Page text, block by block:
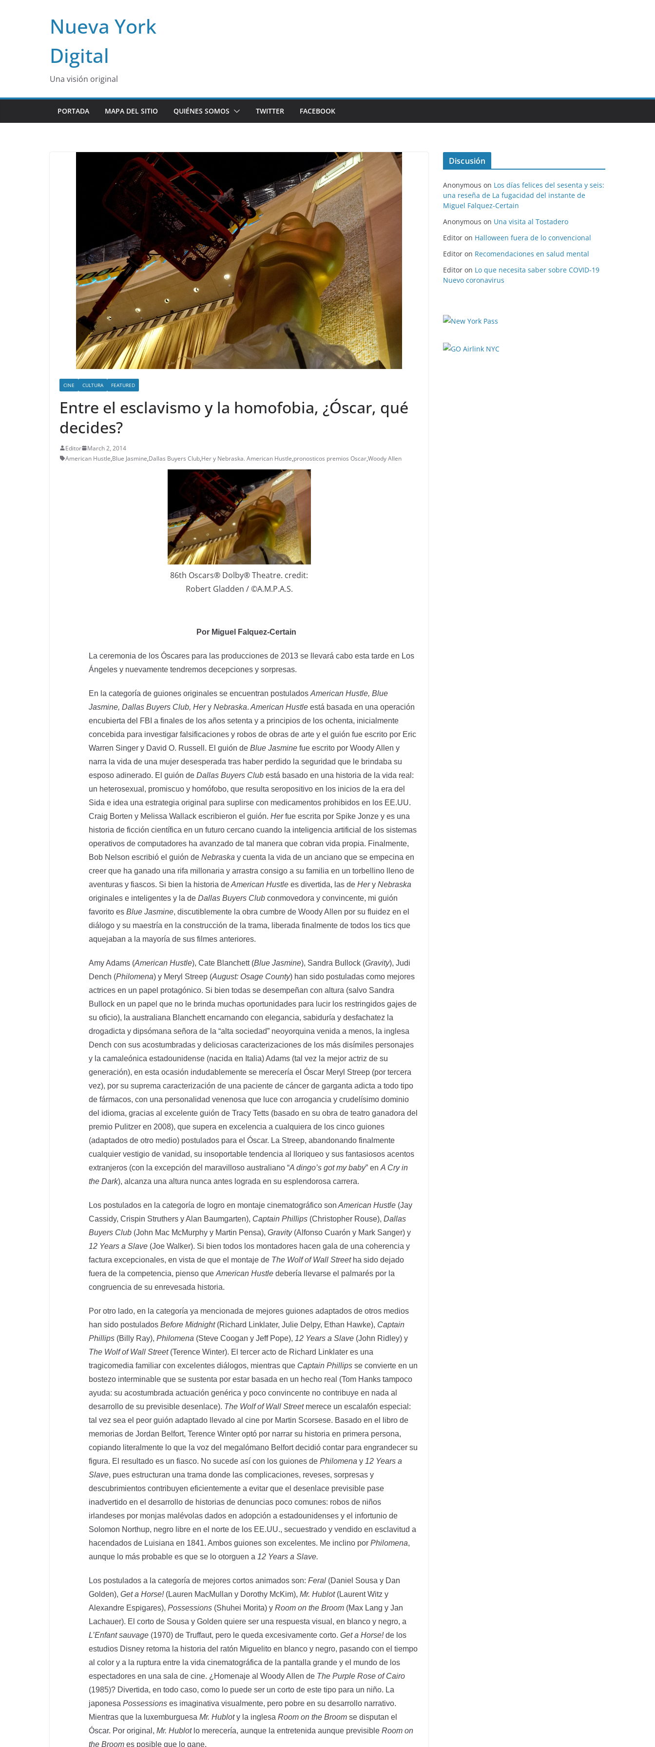
Nueva York
Digital
Una visión original
PORTADA MAPA DEL SITIO QUIÉNES SOMOS TWITTER FACEBOOK
CINE CULTURA FEATURED
Entre el esclavismo y la homofobia, ¿Óscar, qué
decides?
Editor
March 2, 2014
American Hustle,Blue Jasmine,Dallas Buyers Club,Her y Nebraska. American Hustle,pronosticos premios Oscar,Woody Allen
86th Oscars® Dolby® Theatre. credit:
Robert Gladden / ©A.M.P.A.S.
Por Miguel Falquez-Certain
La ceremonia de los Óscares para las producciones de 2013 se llevará cabo esta tarde en Los
Ángeles y nuevamente tendremos decepciones y sorpresas.
En la categoría de guiones originales se encuentran postulados American Hustle, Blue
Jasmine, Dallas Buyers Club, Hery Nebraska. American Hustle está basada en una operación
encubierta del FBI a finales de los años setenta y a principios de los ochenta, inicialmente
concebida para investigar falsificaciones y robos de obras de arte y el guión fue escrito por Eric
Warren Singer y David O. Russell. El guión de Blue Jasmine fue escrito por Woody Allen y
narra la vida de una mujer desesperada tras haber perdido la seguridad que le brindaba su
esposo adinerado. El guión de Dallas Buyers Club está basado en una historia de la vida real:
un heterosexual, promiscuo y homófobo, que resulta seropositivo en los inicios de la era del
Sida e idea una estrategia original para suplirse con medicamentos prohibidos en los EE.UU.
Craig Borten y Melissa Wallack escribieron el guión. Herfue escrita por Spike Jonze y es una
historia de ficción científica en un futuro cercano cuando la inteligencia artificial de los sistemas
operativos de computadores ha avanzado de tal manera que cobran vida propia. Finalmente,
Bob Nelson escribió el guión de Nebraska y cuenta la vida de un anciano que se empecina en
creer que ha ganado una rifa millonaria y arrastra consigo a su familia en un torbellino lleno de
aventuras y fiascos. Si bien la historia deAmerican Hustle es divertida, las de Hery Nebraska
originales e inteligentes y la de Dallas Buyers Club conmovedora y convincente, mi guión
favorito es Blue Jasmine, discutiblemente la obra cumbre de Woody Allen por su fluidez en el
diálogo y su maestría en la construcción de la trama, liberada finalmente de todos los tics que
aquejaban a la mayoría de sus filmes anteriores.
Amy Adams (American Hustle), Cate Blanchett (Blue Jasmine), Sandra Bullock (Gravity), Judi
Dench (Philomena) y Meryl Streep (August: Osage County) han sido postuladas como mejores
actrices en un papel protagónico. Si bien todas se desempeñan con altura (salvo Sandra
Bullock en un papel que no le brinda muchas oportunidades para lucir los restringidos gajes de
su oficio), la australiana Blanchett encarnando con elegancia, sabiduría y desfachatez la
drogadicta y dipsómana señora de la “alta sociedad” neoyorquina venida a menos, la inglesa
Dench con sus acostumbradas y deliciosas caracterizaciones de los más disímiles personajes
y la camaleónica estadounidense (nacida en Italia) Adams (tal vez la mejor actriz de su
generación), en esta ocasión indudablemente se merecería el Óscar Meryl Streep (por tercera
vez), por su suprema caracterización de una paciente de cáncer de garganta adicta a todo tipo
de fármacos, con una personalidad venenosa que luce con arrogancia y crudelísimo dominio
del idioma, gracias al excelente guión de Tracy Tetts (basado en su obra de teatro ganadora del
premio Pulitzer en 2008), que supera en excelencia a cualquiera de los cinco guiones
(adaptados de otro medio) postulados para el Óscar. La Streep, abandonando finalmente
cualquier vestigio de vanidad, su insoportable tendencia al lloriqueo y sus fantasiosos acentos
extranjeros (con la excepción del maravilloso australiano “A dingo’s got my baby” en A Cry in
the Dark), alcanza una altura nunca antes lograda en su esplendorosa carrera.
Los postulados en la categoría de logro en montaje cinematográfico son American Hustle (Jay
Cassidy, Crispin Struthers y Alan Baumgarten), Captain Phillips (Christopher Rouse), Dallas
Buyers Club (John Mac McMurphy y Martin Pensa), Gravity(Alfonso Cuarón y Mark Sanger) y
12 Years a Slave (Joe Walker). Si bien todos los montadores hacen gala de una coherencia y
factura excepcionales, en vista de que el montaje de The Wolf of Wall Streetha sido dejado
fuera de la competencia, pienso que American Hustle debería llevarse el palmarés por la
congruencia de su enrevesada historia.
Por otro lado, en la categoría ya mencionada de mejores guiones adaptados de otros medios
han sido postulados Before Midnight(Richard Linklater, Julie Delpy, Ethan Hawke), Captain
Phillips (Billy Ray), Philomena (Steve Coogan y Jeff Pope), 12 Years a Slave (John Ridley) y
The Wolf of Wall Street(Terence Winter). El tercer acto de Richard Linklater es una
tragicomedia familiar con excelentes diálogos, mientras que Captain Phillips se convierte en un
bostezo interminable que se sustenta por estar basada en un hecho real (Tom Hanks tampoco
ayuda: su acostumbrada actuación genérica y poco convincente no contribuye en nada al
desarrollo de su previsible desenlace). The Wolf of Wall Streetmerece un escalafón especial:
tal vez sea el peor guión adaptado llevado al cine por Martin Scorsese. Basado en el libro de
memorias de Jordan Belfort, Terence Winter optó por narrar su historia en primera persona,
copiando literalmente lo que la voz del megalómano Belfort decidió contar para engrandecer su
figura. El resultado es un fiasco. No sucede así con los guiones de Philomena y 12 Years a
Slave, pues estructuran una trama donde las complicaciones, reveses, sorpresas y
descubrimientos contribuyen eficientemente a evitar que el desenlace previsible pase
inadvertido en el desarrollo de historias de denuncias poco comunes: robos de niños
irlandeses por monjas malévolas dados en adopción a estadounidenses y el infortunio de
Solomon Northup, negro libre en el norte de los EE.UU., secuestrado y vendido en esclavitud a
hacendados de Luisiana en 1841. Ambos guiones son excelentes. Me inclino por Philomena,
aunque lo más probable es que se lo otorguen a 12 Years a Slave.
Los postulados a la categoría de mejores cortos animados son: Feral (Daniel Sousa y Dan
Golden), Get a Horse!(Lauren MacMullan y Dorothy McKim), Mr. Hublot(Laurent Witz y
Alexandre Espigares), Possessions (Shuhei Morita) y Room on the Broom (Max Lang y Jan
Lachauer). El corto de Sousa y Golden quiere ser una respuesta visual, en blanco y negro, a
L’Enfant sauvage (1970) de Truffaut, pero le queda excesivamente corto. Get a Horse!de los
estudios Disney retoma la historia del ratón Miguelito en blanco y negro, pasando con el tiempo
al color y a la ruptura entre la vida cinematográfica de la pantalla grande y el mundo de los
espectadores en una sala de cine. ¿Homenaje al Woody Allen de The Purple Rose of Cairo
(1985)? Divertida, en todo caso, como lo puede ser un corto de este tipo para un niño. La
japonesa Possessions es imaginativa visualmente, pero pobre en su desarrollo narrativo.
Mientras que la luxemburguesa Mr. Hubloty la inglesa Room on the Broom se disputan el
Óscar. Por original, Mr. Hublotlo merecería, aunque la entretenida aunque previsible Room on
the Broom es posible que lo gane.
Discusión
Anonymous on Los días felices del sesenta y seis:
una reseña de La fugacidad del instante de
Miguel Falquez-Certain
Anonymous on Una visita al Tostadero
Editor on Halloween fuera de lo convencional
Editor on Recomendaciones en salud mental
Editor on Lo que necesita saber sobre COVID-19
Nuevo coronavirus